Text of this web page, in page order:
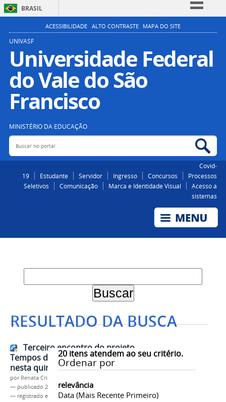
BRASIL
Simplifique!
Participe
Acesso à informação
Legislação
ACESSIBILIDADE ALTO CONTRASTE MAPA DO SITE
UNIVASF
Universidade Federal
do Vale do São
Francisco
MINISTÉRIO DA EDUCAÇÃO
Buscar no portal
Covid-
19
Estudante Servidor Ingresso Concursos
Processos
Seletivos
Comunicação Marca e Identidade Visual
Acesso a
sistemas
RESULTADO DA BUSCA
20itens atendem ao seu critério.
Ordenar por
relevância
Data (mais Recente Primeiro)
Terceiro encontro do projeto
Tempos de Produção acontece
nesta quinta-feira (21)
por Renata Cristina de Sá Barreto Freitas
— publicado 20/06/2018
— registrado em:
Tempos de Produção,CPROD,